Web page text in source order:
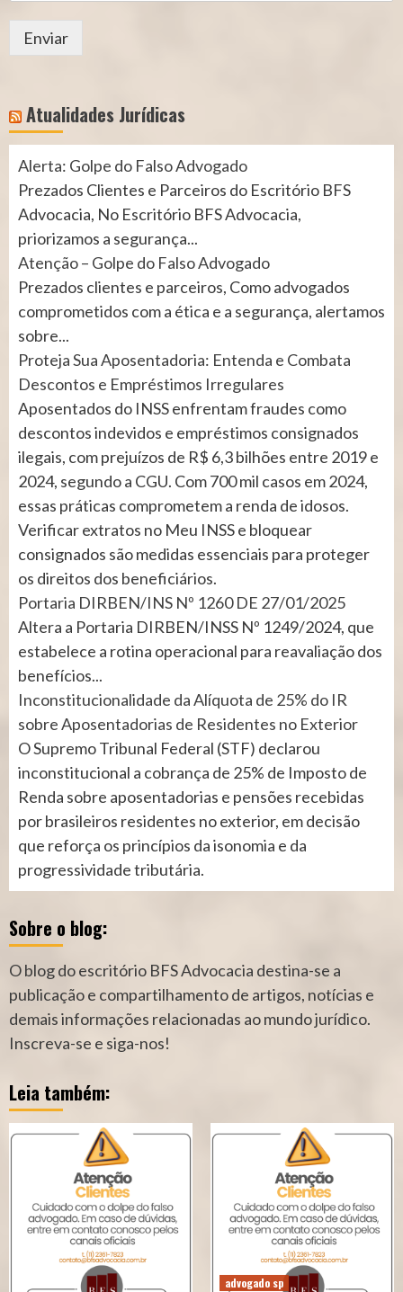
Enviar
Atualidades Jurídicas
Alerta: Golpe do Falso Advogado
Prezados Clientes e Parceiros do Escritório BFS
Advocacia, No Escritório BFS Advocacia,
priorizamos a segurança...
Atenção – Golpe do Falso Advogado
Prezados clientes e parceiros, Como advogados
comprometidos com a ética e a segurança, alertamos
sobre...
Proteja Sua Aposentadoria: Entenda e Combata
Descontos e Empréstimos Irregulares
Aposentados do INSS enfrentam fraudes como
descontos indevidos e empréstimos consignados
ilegais, com prejuízos de R$ 6,3 bilhões entre 2019 e
2024, segundo a CGU. Com 700 mil casos em 2024,
essas práticas comprometem a renda de idosos.
Verificar extratos no Meu INSS e bloquear
consignados são medidas essenciais para proteger
os direitos dos beneficiários.
Portaria DIRBEN/INS Nº 1260 DE 27/01/2025
Altera a Portaria DIRBEN/INSS Nº 1249/2024, que
estabelece a rotina operacional para reavaliação dos
benefícios...
Inconstitucionalidade da Alíquota de 25% do IR
sobre Aposentadorias de Residentes no Exterior
O Supremo Tribunal Federal (STF) declarou
inconstitucional a cobrança de 25% de Imposto de
Renda sobre aposentadorias e pensões recebidas
por brasileiros residentes no exterior, em decisão
que reforça os princípios da isonomia e da
progressividade tributária.
Sobre o blog:
O blog do escritório BFS Advocacia destina-se a
publicação e compartilhamento de artigos, notícias e
demais informações relacionadas ao mundo jurídico.
Inscreva-se e siga-nos!
Leia também:
advogado sp